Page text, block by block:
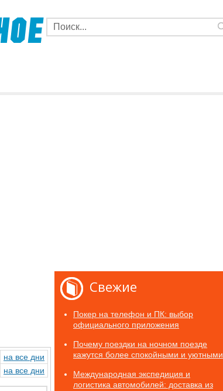
на все дни
на все дни
Свежие
Покер на телефон и ПК: выбор
официального приложения
Почему поездки на ночном поезде
кажутся более спокойными и уютными
Международная экспедиция и
логистика автомобилей: доставка из